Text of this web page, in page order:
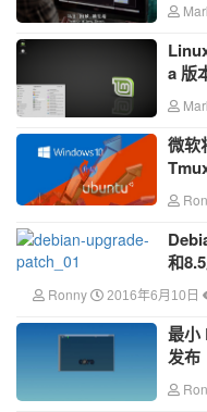
a 版
微软
和
Ronny 2016年6月10日
最小
发布